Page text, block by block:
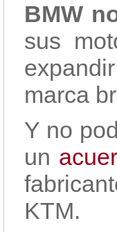
BMW
sus
marca
Y no
un
KTM.